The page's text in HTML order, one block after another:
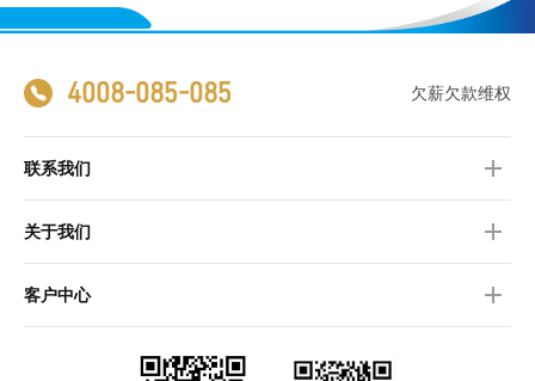
4008-085-085 欠薪欠款维权
联系我们
关于我们
客户中心